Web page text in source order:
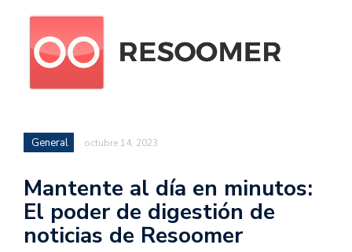
General octubre 14, 2023
Mantente al día en minutos:
El poder de digestión de
noticias de Resoomer